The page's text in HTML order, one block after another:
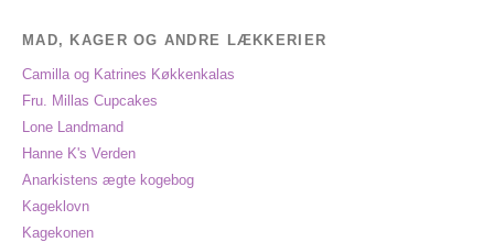
MAD, KAGER OG ANDRE LÆKKERIER
Camilla og Katrines Køkkenkalas
Fru. Millas Cupcakes
Lone Landmand
Hanne K's Verden
Anarkistens ægte kogebog
Kageklovn
Kagekonen